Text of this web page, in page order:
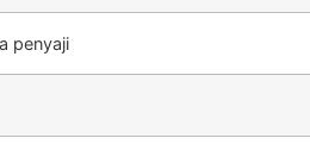
penyaji